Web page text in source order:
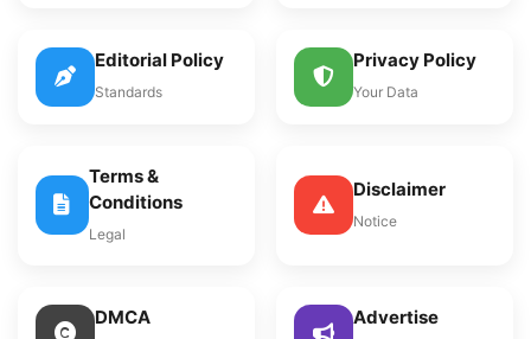
Editorial Policy
Standards
Privacy Policy
Your Data
Terms &
Conditions
Legal
Disclaimer
Notice
DMCA Advertise